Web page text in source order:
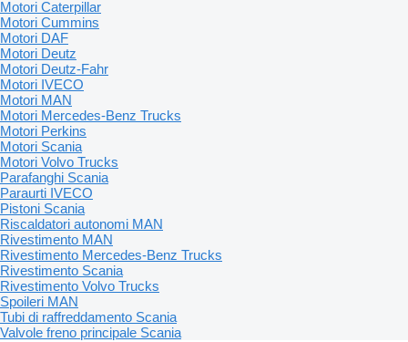
Motori Caterpillar
Motori Cummins
Motori DAF
Motori Deutz
Motori Deutz-Fahr
Motori IVECO
Motori MAN
Motori Mercedes-Benz Trucks
Motori Perkins
Motori Scania
Motori Volvo Trucks
Parafanghi Scania
Paraurti IVECO
Pistoni Scania
Riscaldatori autonomi MAN
Rivestimento MAN
Rivestimento Mercedes-Benz Trucks
Rivestimento Scania
Rivestimento Volvo Trucks
Spoileri MAN
Tubi di raffreddamento Scania
Valvole freno principale Scania